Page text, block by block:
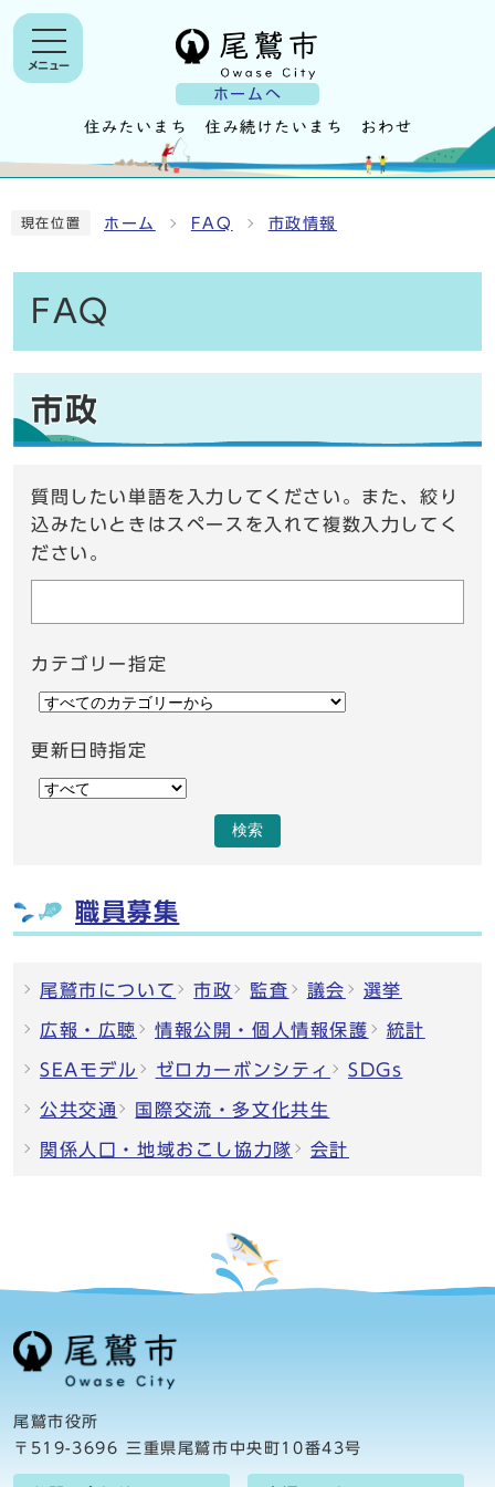
ホームへ
メニュー
現在位置 ホーム FAQ 市政情報
FAQ
市政
質問したい単語を入力してください。また、絞り
込みたいときはスペースを入れて複数入力してく
ださい。
カテゴリー指定
更新日時指定
検索
職員募集
尾鷲市について 市政 監査 議会 選挙
広報・広聴 情報公開・個人情報保護 統計
SEAモデル ゼロカーボンシティ SDGs
公共交通 国際交流・多文化共生
関係人口・地域おこし協力隊 会計
尾鷲市役所
〒519-3696 三重県尾鷲市中央町10番43号